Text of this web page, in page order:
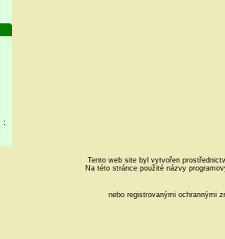
:
Tento web site byl vytvořen
Na této stránce použité názvy
nebo registrovanými ochrannými